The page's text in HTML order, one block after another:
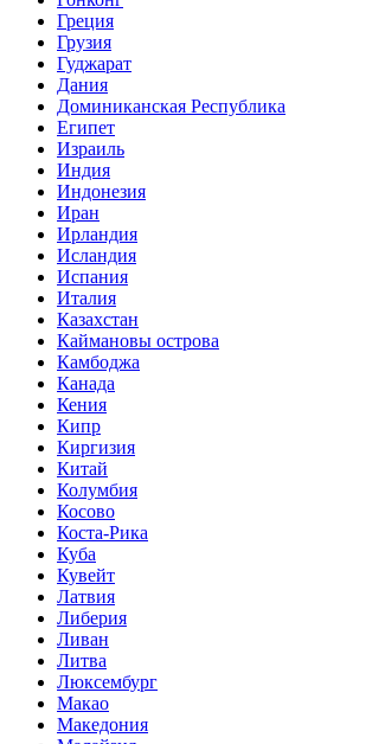
Греция
Грузия
Гуджарат
Дания
Доминиканская Республика
Египет
Израиль
Индия
Индонезия
Иран
Ирландия
Исландия
Испания
Италия
Казахстан
Каймановы острова
Камбоджа
Канада
Кения
Кипр
Киргизия
Китай
Колумбия
Косово
Коста-Рика
Куба
Кувейт
Латвия
Либерия
Ливан
Литва
Люксембург
Макао
Македония